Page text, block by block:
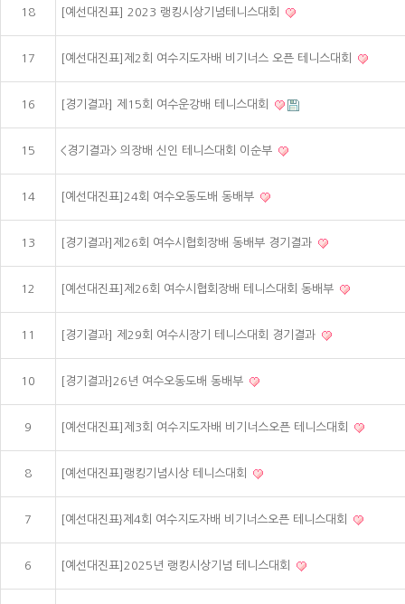
18 [예선대진표] 2023 랭킹시상기념테니스대회
17 [예선대진표]제2회 여수지도자배 비기너스 오픈 테니스대회
16 [경기결과] 제15회 여수운강배 테니스대회
15 <경기결과> 의장배 신인 테니스대회 이순부
14 [예선대진표]24회 여수오동도배 동배부
13 [경기결과]제26회 여수시협회장배 동배부 경기결과
12 [예선대진표]제26회 여수시협회장배 테니스대회 동배부
11 [경기결과] 제29회 여수시장기 테니스대회 경기결과
10 [경기결과]26년 여수오동도배 동배부
9 [예선대진표]제3회 여수지도자배 비기너스오픈 테니스대회
8 [예선대진표]랭킹기념시상 테니스대회
7 [예선대진표}제4회 여수지도자배 비기너스오픈 테니스대회
6 [예선대진표]2025년 랭킹시상기념 테니스대회